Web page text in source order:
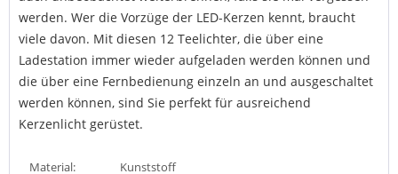
werden. Wer die Vorzüge der LED-Kerzen kennt, braucht
viele davon. Mit diesen 12 Teelichter, die über eine
Ladestation immer wieder aufgeladen werden können und
die über eine Fernbedienung einzeln an und ausgeschaltet
werden können, sind Sie perfekt für ausreichend
Kerzenlicht gerüstet.
Material:
Kunststoff